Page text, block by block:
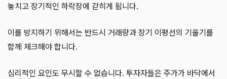
놓치고 장기적인 하락장에 갇히게 됩니다.
이를 방지하기 위해서는 반드시 거래량과 장기 이평선의 기울기를
함께 체크해야 합니다.
심리적인 요인도 무시할 수 없습니다. 투자자들은 주가가 바닥에서